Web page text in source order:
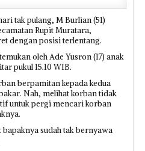
tak pulang, M Burlian (51)
Rupit Muratara,
dengan posisi terlentang.
oleh Ade Yusron (17) anak
pukul 15.10 WIB.
berpamitan kepada kedua
Nah, melihat korban tidak
untuk pergi mencari korban
sudah tak bernyawa